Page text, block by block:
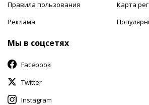
Правила пользования
Реклама
Карта
Мы в соцсетях
Facebook
Twitter
Instagram